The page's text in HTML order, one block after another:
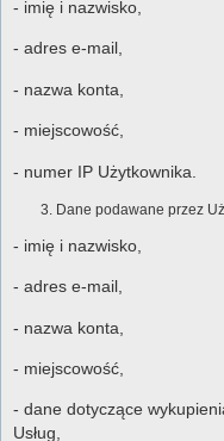
- imię i nazwisko,
- adres e-mail,
- nazwa konta,
- miejscowość,
- numer IP Użytkownika.
Dane podawane przez
- imię i nazwisko,
- adres e-mail,
- nazwa konta,
- miejscowość,
- dane dotyczące
Usług,